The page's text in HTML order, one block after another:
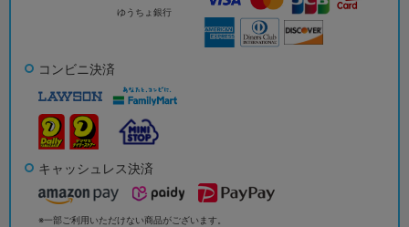
ゆうちょ銀行
コンビニ決済
キャッシュレス決済
※一部ご利用いただけない商品がございます。